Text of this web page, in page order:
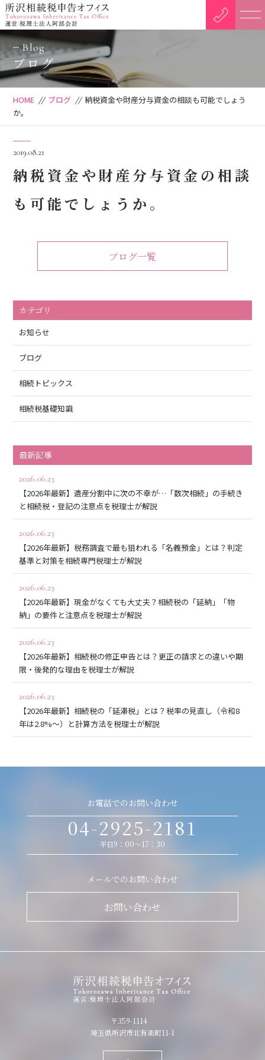
Blog
ブログ
HOME // ブログ // 納税資金や財産分与資金の相談も可能でしょう
か。
2019.08.21
納税資金や財産分与資金の相談
も可能でしょうか。
ブログ一覧
カテゴリ
お知らせ
ブログ
相続トピックス
相続税基礎知識
最新記事
2026.06.23
【2026年最新】遺産分割中に次の不幸が…「数次相続」の手続き
と相続税・登記の注意点を税理士が解説
2026.06.23
【2026年最新】税務調査で最も狙われる「名義預金」とは？判定
基準と対策を相続専門税理士が解説
2026.06.23
【2026年最新】現金がなくても大丈夫？相続税の「延納」「物
納」の要件と注意点を税理士が解説
2026.06.23
【2026年最新】相続税の修正申告とは？更正の請求との違いや期
限・後発的な理由を税理士が解説
2026.06.23
【2026年最新】相続税の「延滞税」とは？税率の見直し（令和8
年は2.8%〜）と計算方法を税理士が解説
お電話でのお問い合わせ
04-2925-2181
平日9：00～17：30
メールでのお問い合わせ
お問い合わせ
〒359-1114
埼玉県所沢市北有楽町11-1